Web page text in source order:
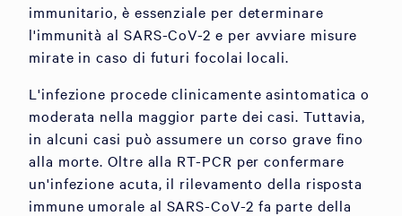
immunitario, è essenziale per determinare
l'immunità al SARS-CoV-2 e per avviare misure
mirate in caso di futuri focolai locali.
L'infezione procede clinicamente asintomatica o
moderata nella maggior parte dei casi. Tuttavia,
in alcuni casi può assumere un corso grave fino
alla morte. Oltre alla RT-PCR per confermare
un'infezione acuta, il rilevamento della risposta
immune umorale al SARS-CoV-2 fa parte della